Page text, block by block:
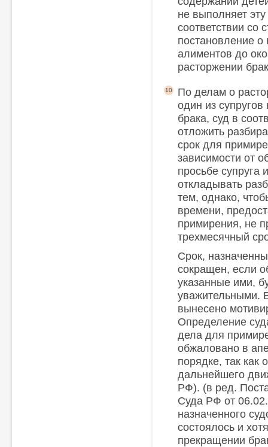
не выполняет
соответствии со
постановление о
алиментов до
расторжении
По делам о
один из
брака, суд в
отложить
срок для
зависимости от
просьбе супруга
откладывать
тем, однако,
времени,
примирения, не
трехмесячный
Срок,
сокращен, если
указанные ими,
уважительными.
вынесено
Определение
дела для
обжаловано в
порядке, так как
дальнейшего
РФ). (в ред.
Суда РФ от
назначенного
состоялось и
прекращении
10